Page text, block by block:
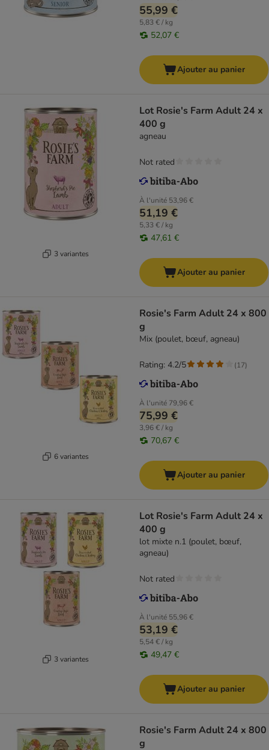
55,99 €
5,83 € / kg
52,07 €
Ajouter au panier
3 variantes
Lot Rosie's Farm Adult 24 x
400 g
agneau
À l'unité 53,96 €
51,19 €
5,33 € / kg
47,61 €
Not rated
Ajouter au panier
6 variantes
Rosie's Farm Adult 24 x 800
g
Mix (poulet, bœuf, agneau)
À l'unité 79,96 €
75,99 €
3,96 € / kg
70,67 €
Rating: 4.2/5 (17)
Ajouter au panier
3 variantes
Lot Rosie's Farm Adult 24 x
400 g
lot mixte n.1 (poulet, bœuf,
agneau)
À l'unité 55,96 €
53,19 €
5,54 € / kg
49,47 €
Not rated
Ajouter au panier
Rosie's Farm Adult 24 x 800
g